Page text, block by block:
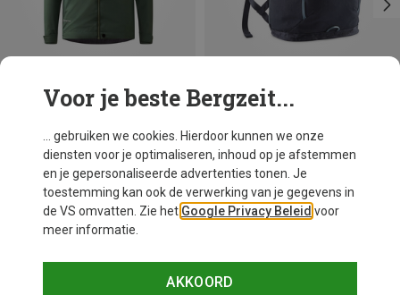
Je bespaart 20%
Patagonia
Fieldsmith Lid Rugzak
€ 139,95
28L
Voor je beste Bergzeit...
... gebruiken we cookies. Hierdoor kunnen we onze
diensten voor je optimaliseren, inhoud op je afstemmen
en je gepersonaliseerde advertenties tonen. Je
toestemming kan ook de verwerking van je gegevens in
de VS omvatten. Zie het Google Privacy Beleid voor
meer informatie.
AKKOORD